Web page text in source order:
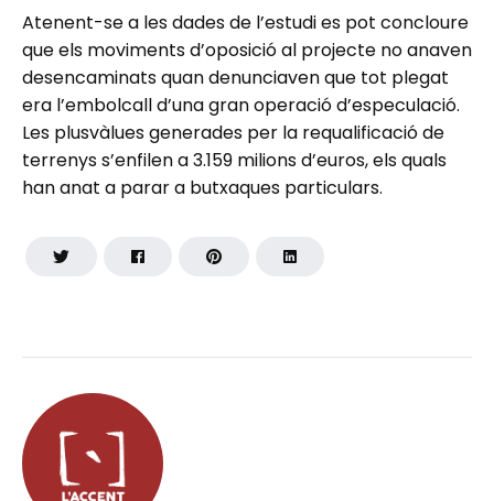
Atenent-se a les dades de l’estudi es pot concloure
que els moviments d’oposició al projecte no anaven
desencaminats quan denunciaven que tot plegat
era l’embolcall d’una gran operació d’especulació.
Les plusvàlues generades per la requalificació de
terrenys s’enfilen a 3.159 milions d’euros, els quals
han anat a parar a butxaques particulars.